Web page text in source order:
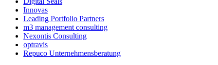
Innovas
Leading Port­folio Partners
m3 manage­ment consul­ting
Nexontis Consulting
optravis
Repuco Unternehmensberatung